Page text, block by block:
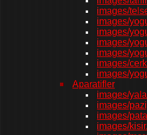
images/
images/
images/
images/
images/
images/
images/
Aparatifler
images/
images/
images/
images/